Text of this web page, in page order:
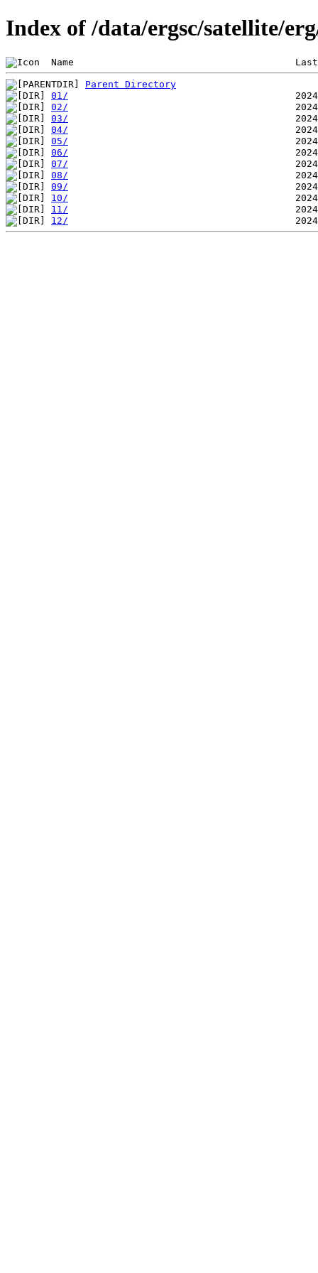
Index of /data/ergsc/satellite/
Name                                       Last
Parent Directory
01/
02/
03/
04/
05/
06/
07/
08/
09/
10/
11/
12/